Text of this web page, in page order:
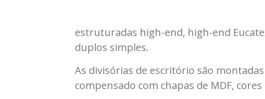
estruturadas high-end, high-end
duplos simples.
As divisórias de escritório são
compensado com chapas de MDF,